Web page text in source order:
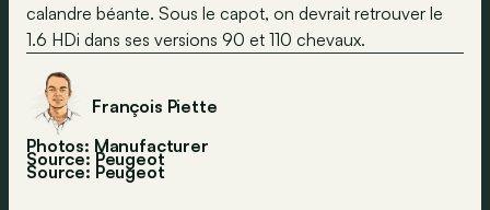
calandre béante. Sous le capot, on devrait retrouver le
1.6 HDi dans ses versions 90 et 110 chevaux.
François Piette
Photos: Manufacturer
Source: Peugeot
Source: Peugeot